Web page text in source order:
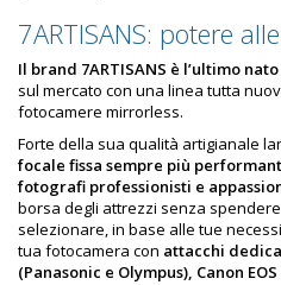
7ARTISANS: potere
Il brand 7ARTISANS è l’ultimo
sul mercato con una linea tutta
fotocamere mirrorless.
Forte della sua qualità artigianale
focale fissa sempre più
fotografi professionisti e
borsa degli attrezzi senza
selezionare, in base alle tue
tua fotocamera con attacchi
(Panasonic e Olympus), Canon